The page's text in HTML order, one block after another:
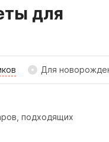
для
Для
подходящих